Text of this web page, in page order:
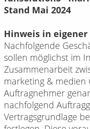
Stand Mai 2024
Hinweis in eigener
Nachfolgende
sollen möglichst im
Zusammenarbeit
marketing & medien
Auftragnehmer
nachfolgend
Vertragsgrundlage